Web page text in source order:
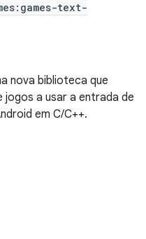
text-
nova biblioteca que
jogos a usar a entrada de
em C/C++.